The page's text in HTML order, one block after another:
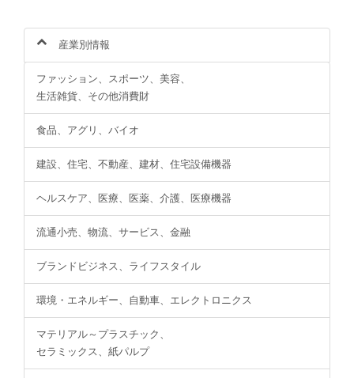
産業別情報
ファッション、スポーツ、美容、
生活雑貨、その他消費財
食品、アグリ、バイオ
建設、住宅、不動産、建材、住宅設備機器
ヘルスケア、医療、医薬、介護、医療機器
流通小売、物流、サービス、金融
ブランドビジネス、ライフスタイル
環境・エネルギー、自動車、エレクトロニクス
マテリアル～プラスチック、
セラミックス、紙パルプ